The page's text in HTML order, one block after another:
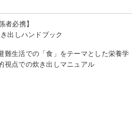
者必携】
出しハンドブック
難生活での「食」をテーマとした栄養学
視点での炊き出しマニュアル